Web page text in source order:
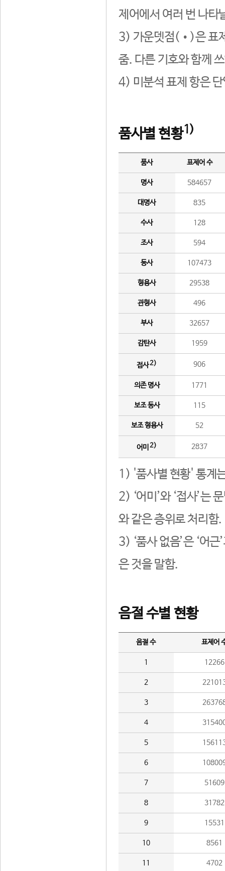
제어에서 여러 번 나타
3) 가운뎃점(•)은 표
줌. 다른 기호와 함께
4) 미분석 표제 항은
품사별 현황1)
품사 표제어 수
명사 584657
대명사 835
수사 128
조사 594
동사 107473
형용사 29538
관형사 496
부사 32657
감탄사 1959
접사2) 906
의존 명사 1771
보조 동사 115
보조 형용사 52
어미 2) 2837
1) '품사별 현황' 통계
2) ‘어미’와 ‘접사’는
와 같은 층위로 처리함.
3) ‘품사 없음’은 ‘어
은 것을 말함.
음절 수별 현황
음절 수 표제어
1 12266
2
3
4
5
6
7 51609
8 31782
9 15531
10 8561
11 4702